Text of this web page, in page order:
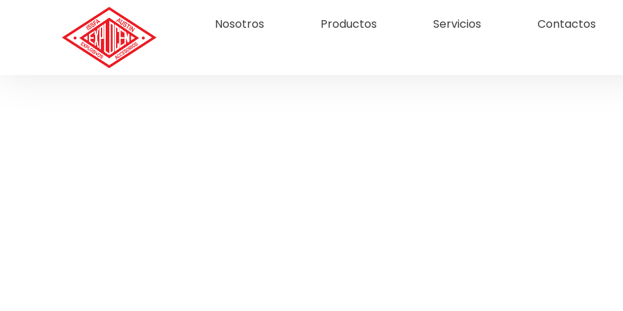
Nosotros Productos Servicios Contactos